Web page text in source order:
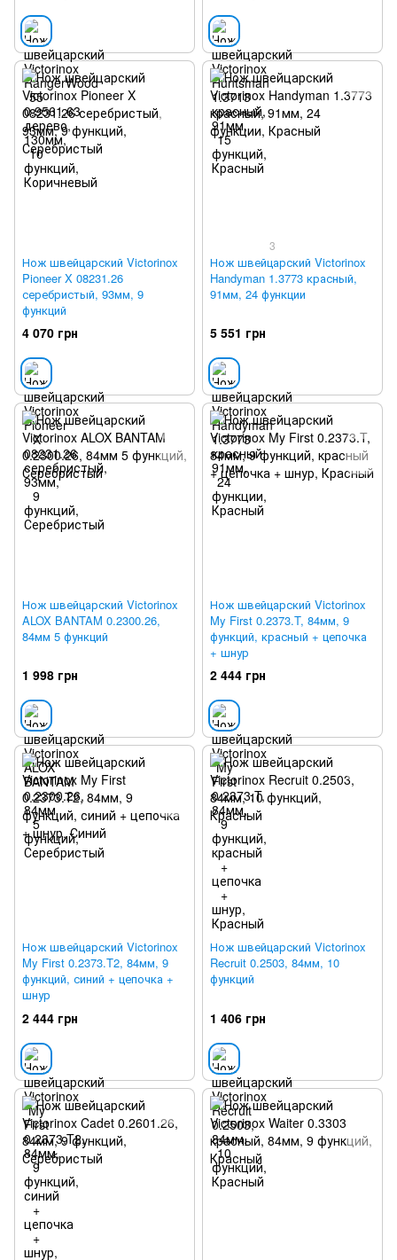
Нож швейцарский Victorinox
Pioneer X 08231.26
серебристый, 93мм, 9
функций
4 070 грн
3
Нож швейцарский Victorinox
Handyman 1.3773 красный,
91мм, 24 функции
5 551 грн
Нож швейцарский Victorinox
ALOX BANTAM 0.2300.26,
84мм 5 функций
1 998 грн
Нож швейцарский Victorinox
My First 0.2373.T, 84мм, 9
функций, красный + цепочка
+ шнур
2 444 грн
Нож швейцарский Victorinox
My First 0.2373.T2, 84мм, 9
функций, синий + цепочка +
шнур
2 444 грн
Нож швейцарский Victorinox
Recruit 0.2503, 84мм, 10
функций
1 406 грн